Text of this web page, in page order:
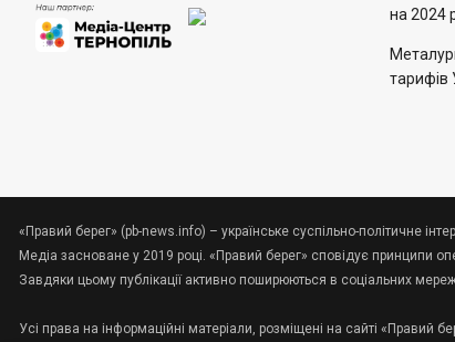
на 2024
тарифів
«Правий берег» (pb-news.info) – українське суспільно-політичне
Медіа засноване у 2019 році. «Правий берег» сповідує принципи
Завдяки цьому публікації активно поширюються в соціальних
Усі права на інформаційні матеріали, розміщені на сайті «Правий